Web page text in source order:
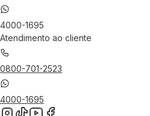
4000-1695
Atendimento ao cliente
0800-701-2523
4000-1695